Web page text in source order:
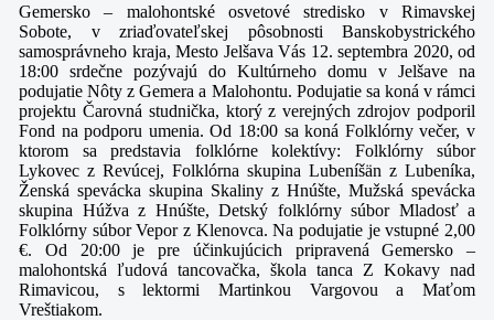
Gemersko – malohontské osvetové stredisko v Rimavskej
Sobote, v zriaďovateľskej pôsobnosti Banskobystrického
samosprávneho kraja, Mesto Jelšava Vás 12. septembra 2020, od
18:00 srdečne pozývajú do Kultúrneho domu v Jelšave na
podujatie Nôty z Gemera a Malohontu. Podujatie sa koná v rámci
projektu Čarovná studnička, ktorý z verejných zdrojov podporil
Fond na podporu umenia.Od 18:00 sa koná Folklórny večer, v
ktorom sa predstavia folklórne kolektívy: Folklórny súbor
Lykovec z Revúcej, Folklórna skupina Lubeníšän z Lubeníka,
Ženská spevácka skupina Skaliny z Hnúšte, Mužská spevácka
skupina Húžva z Hnúšte, Detský folklórny súbor Mladosť a
Folklórny súbor Vepor z Klenovca. Na podujatie je vstupné 2,00
€. Od 20:00 je pre účinkujúcich pripravená Gemersko –
malohontská ľudová tancovačka, škola tanca Z Kokavy nad
Rimavicou, s lektormi Martinkou Vargovou a Maťom
Vreštiakom.